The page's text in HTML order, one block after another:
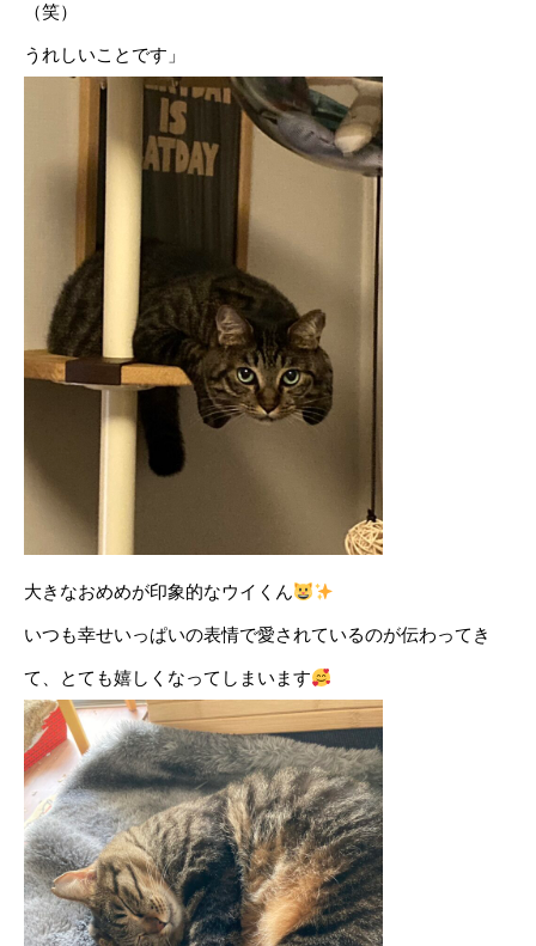
（笑）
うれしいことです」
大きなおめめが印象的なウイくん
いつも幸せいっぱいの表情で愛されているのが伝わってき
て、とても嬉しくなってしまいます